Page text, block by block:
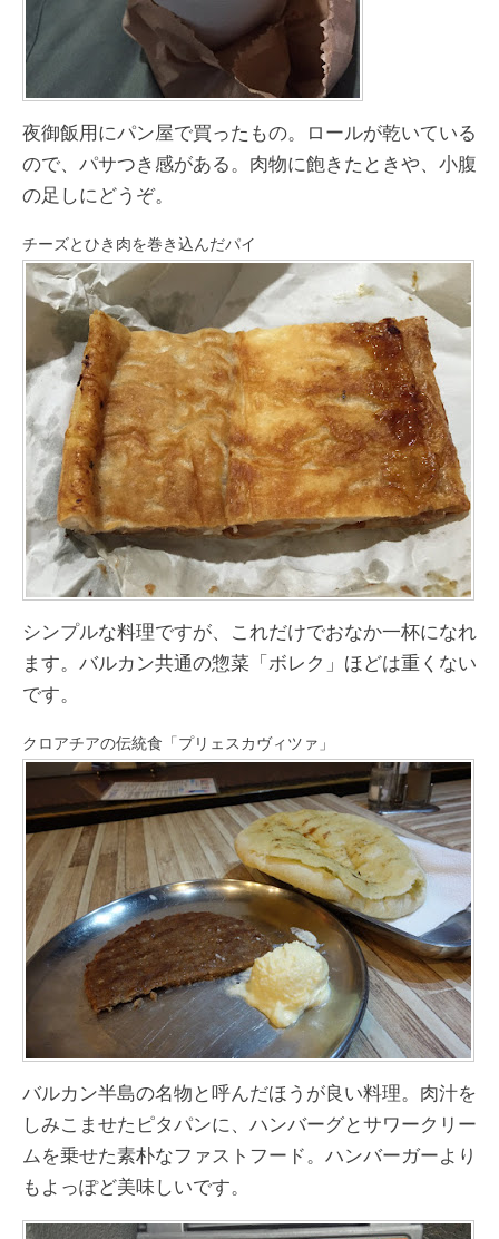
夜御飯用にパン屋で買ったもの。ロールが乾いている
ので、パサつき感がある。肉物に飽きたときや、小腹
の足しにどうぞ。
チーズとひき肉を巻き込んだパイ
シンプルな料理ですが、これだけでおなか一杯になれ
ます。バルカン共通の惣菜「ボレク」ほどは重くない
です。
クロアチアの伝統食「プリェスカヴィツァ」
バルカン半島の名物と呼んだほうが良い料理。肉汁を
しみこませたピタパンに、ハンバーグとサワークリー
ムを乗せた素朴なファストフード。ハンバーガーより
もよっぽど美味しいです。